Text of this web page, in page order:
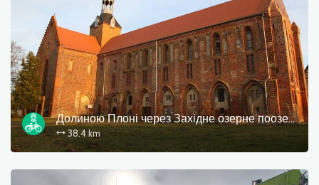
Долиною Плоні через Західне озерне поозер'я
38.4 km